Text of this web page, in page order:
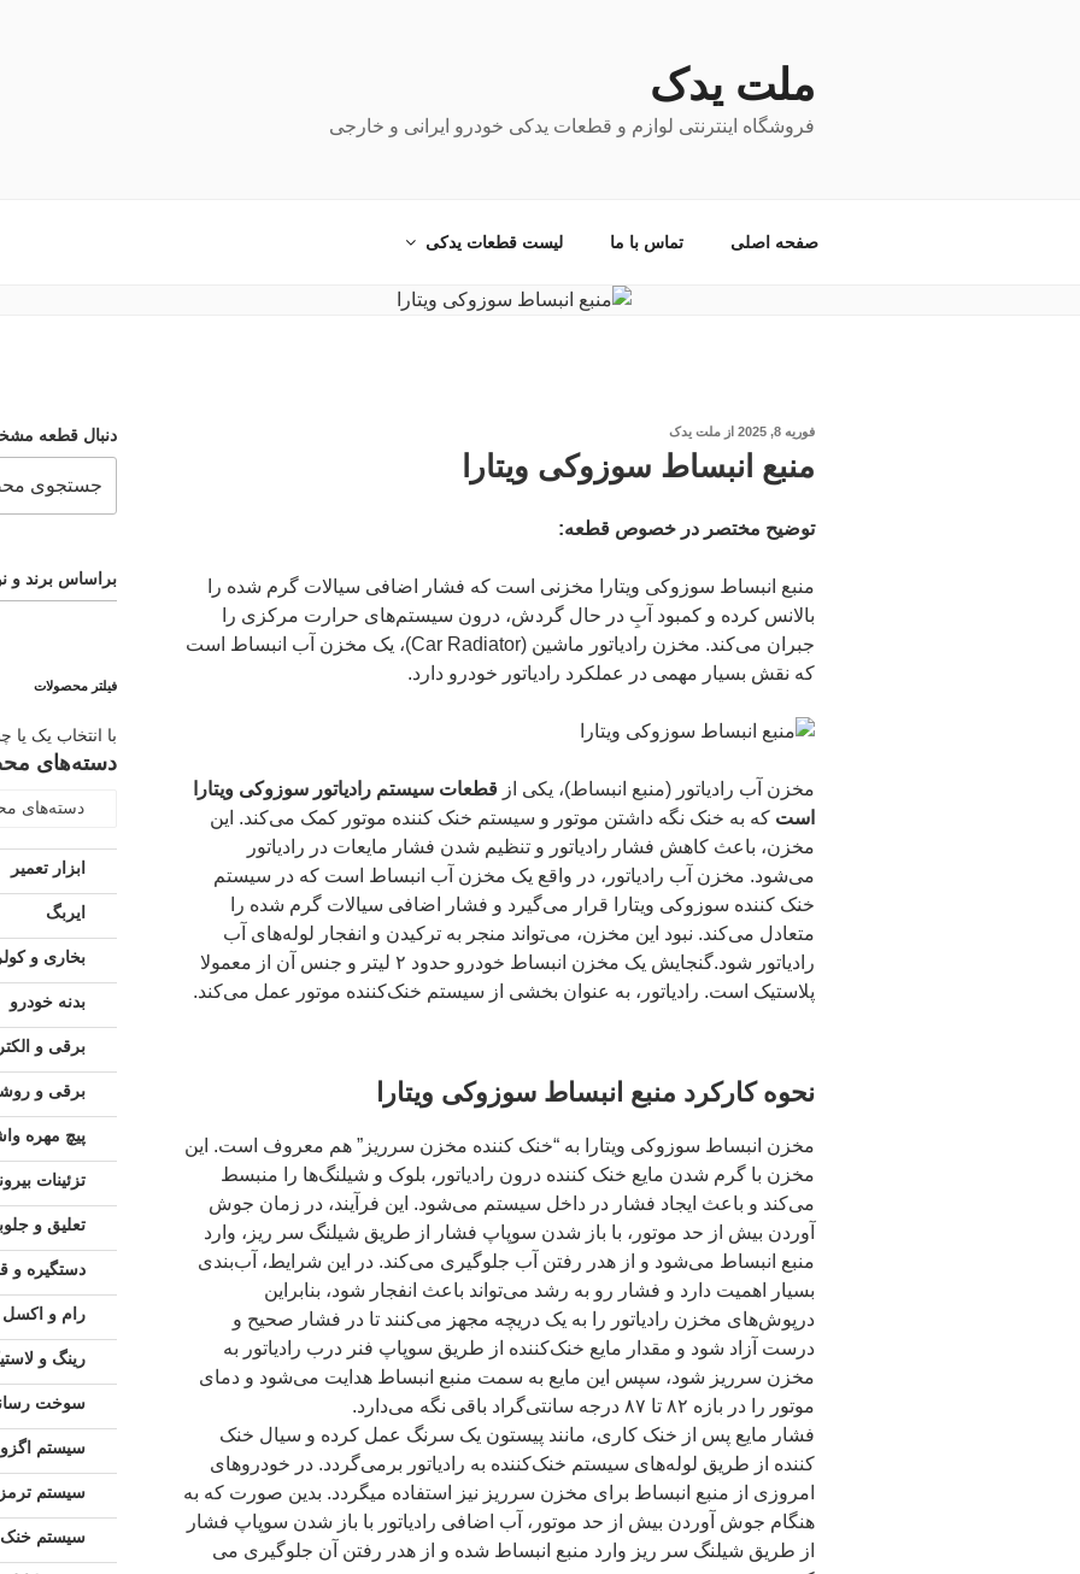
ملت یدک
فروشگاه اینترنتی لوازم و قطعات یدکی خودرو ایرانی و خارجی
صفحه اصلی تماس با ما لیست قطعات یدکی
نوشته‌شده
فوریه 8, 2025 از ملت یدک
منبع انبساط سوزوکی ویتارا
توضیح مختصر در خصوص قطعه:
منبع انبساط سوزوکی ویتارا مخزنی است که فشار اضافی سیالات گرم شده را
بالانس کرده و کمبود آبِ در حال گردش، درون سیستم‌های حرارت مرکزی را
جبران می‌کند. مخزن رادیاتور ماشین (Car Radiator)، یک مخزن آب انبساط است
که نقش بسیار مهمی در عملکرد رادیاتور خودرو دارد.
مخزن آب رادیاتور (منبع انبساط)، یکی از قطعات سیستم رادیاتور سوزوکی ویتارا
است که به خنک نگه داشتن موتور و سیستم خنک کننده موتور کمک می‌کند. این
مخزن، باعث کاهش فشار رادیاتور و تنظیم شدن فشار مایعات در رادیاتور
می‌شود. مخزن آب رادیاتور، در واقع یک مخزن آب انبساط است که در سیستم
خنک کننده سوزوکی ویتارا قرار می‌گیرد و فشار اضافی سیالات گرم شده را
متعادل می‌کند. نبود این مخزن، می‌تواند منجر به ترکیدن و انفجار لوله‌های آب
رادیاتور شود.گنجایش یک مخزن انبساط خودرو حدود ۲ لیتر و جنس آن از معمولا
پلاستیک است. رادیاتور، به عنوان بخشی از سیستم خنک‌کننده موتور عمل می‌کند.
نحوه کارکرد منبع انبساط سوزوکی ویتارا
مخزن انبساط سوزوکی ویتارا به “خنک کننده مخزن سرریز” هم معروف است. این
مخزن با گرم شدن مایع خنک کننده درون رادیاتور، بلوک و شیلنگ‌ها را منبسط
می‌کند و باعث ایجاد فشار در داخل سیستم می‌شود. این فرآیند، در زمان جوش
آوردن بیش از حد موتور، با باز شدن سوپاپ فشار از طریق شیلنگ سر ریز، وارد
منبع انبساط می‌شود و از هدر رفتن آب جلوگیری می‌کند. در این شرایط، آب‌بندی
بسیار اهمیت دارد و فشار رو به رشد می‌تواند باعث انفجار شود، بنابراین
درپوش‌های مخزن رادیاتور را به یک دریچه مجهز می‌کنند تا در فشار صحیح و
درست آزاد شود و مقدار مایع خنک‌کننده از طریق سوپاپ فنر درب رادیاتور به
مخزن سرریز ‌شود، سپس این مایع به سمت منبع انبساط هدایت می‌شود و دمای
موتور را در بازه ۸۲ تا ۸۷ درجه سانتی‌گراد باقی نگه می‌دارد.
فشار مایع پس از خنک کاری، مانند پیستون یک سرنگ عمل کرده و سیال خنک
کننده از طریق لوله‌های سیستم خنک‌کننده به رادیاتور برمی‌گردد. در خودروهای
امروزی از منبع انبساط برای مخزن سرریز نیز استفاده میگردد. بدین صورت که به
هنگام جوش آوردن بیش از حد موتور، آب اضافی رادیاتور با باز شدن سوپاپ فشار
از طریق شیلنگ سر ریز وارد منبع انبساط شده و از هدر رفتن آن جلوگیری می
دنبال قطعه
براساس برند و
فیلتر محصولات
با انتخاب یک یا
دسته‌های
دسته‌های
ابزار تعمیر
ایربگ
بخاری و کولر
بدنه خودرو
برقی و
برقی و
پیچ مهره
تزئینات
تعلیق و
دستگیره و
رام و اکسل
رینگ و
سوخت
سیستم
سیستم ترمز
سیستم خنک